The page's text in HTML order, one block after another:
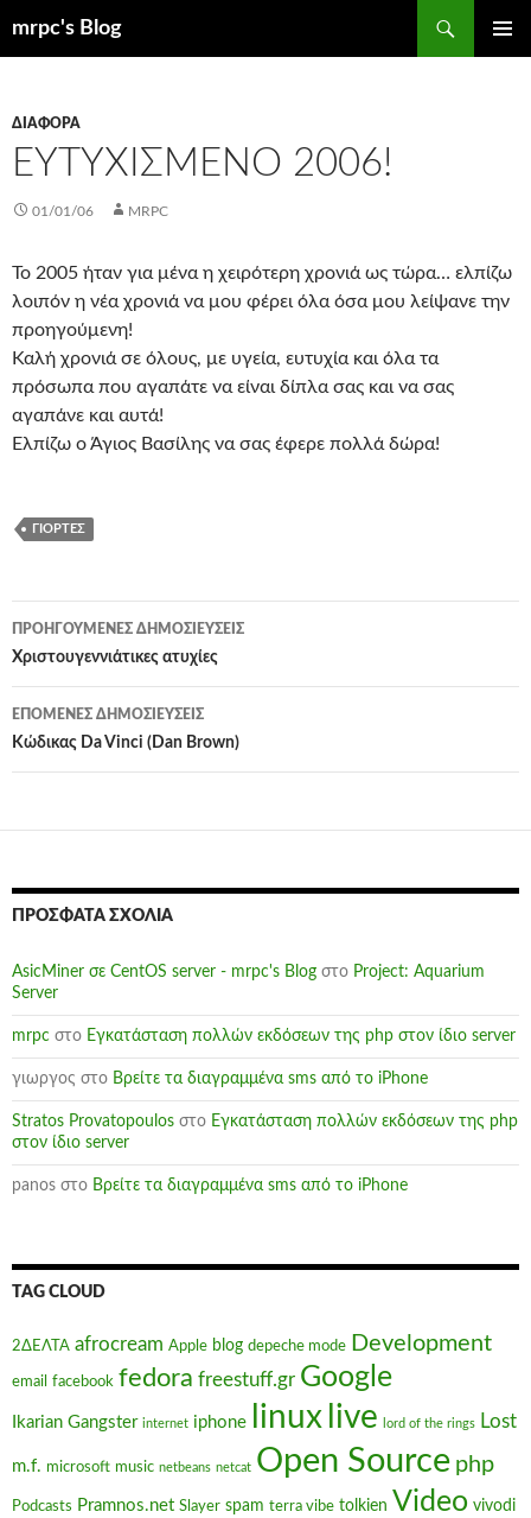
mrpc's Blog
ΔΙΆΦΟΡΑ
ΕΥΤΥΧΙΣΜΈΝΟ 2006!
01/01/06 MRPC
Το 2005 ήταν για μένα η χειρότερη χρονιά ως τώρα… ελπίζω
λοιπόν η νέα χρονιά να μου φέρει όλα όσα μου λείψανε την
προηγούμενη!
Καλή χρονιά σε όλους, με υγεία, ευτυχία και όλα τα
πρόσωπα που αγαπάτε να είναι δίπλα σας και να σας
αγαπάνε και αυτά!
Ελπίζω ο Άγιος Βασίλης να σας έφερε πολλά δώρα!
ΓΙΟΡΤΈΣ
Πλοήγηση
άρθρων
ΠΡΟΗΓΟΎΜΕΝΕΣ ΔΗΜΟΣΙΕΎΣΕΙΣ
Χριστουγεννιάτικες ατυχίες
ΕΠΌΜΕΝΕΣ ΔΗΜΟΣΙΕΎΣΕΙΣ
Κώδικας Da Vinci (Dan Brown)
ΠΡΌΣΦΑΤΑ ΣΧΌΛΙΑ
AsicMiner σε CentOS server - mrpc's Blog στο Project: Aquarium
Server
mrpc στο Εγκατάσταση πολλών εκδόσεων της php στον ίδιο server
γιωργος στο Βρείτε τα διαγραμμένα sms από το iPhone
Stratos Provatopoulos στο Εγκατάσταση πολλών εκδόσεων της php
στον ίδιο server
panos στο Βρείτε τα διαγραμμένα sms από το iPhone
TAG CLOUD
2ΔΕΛΤΑ afrocream Apple blog depeche mode Development
email facebook fedora freestuff.gr Google
Ikarian Gangster internet iphone linux live lord of the rings Lost
m.f. microsoft music netbeans netcat Open Source php
Podcasts Pramnos.net Slayer spam terra vibe tolkien Video vivodi